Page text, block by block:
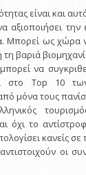
είναι και
την
Μπορεί ως χώρα
τη βαριά
να
στο Τop 10
μόνα τους
όχι το
κανείς
οι